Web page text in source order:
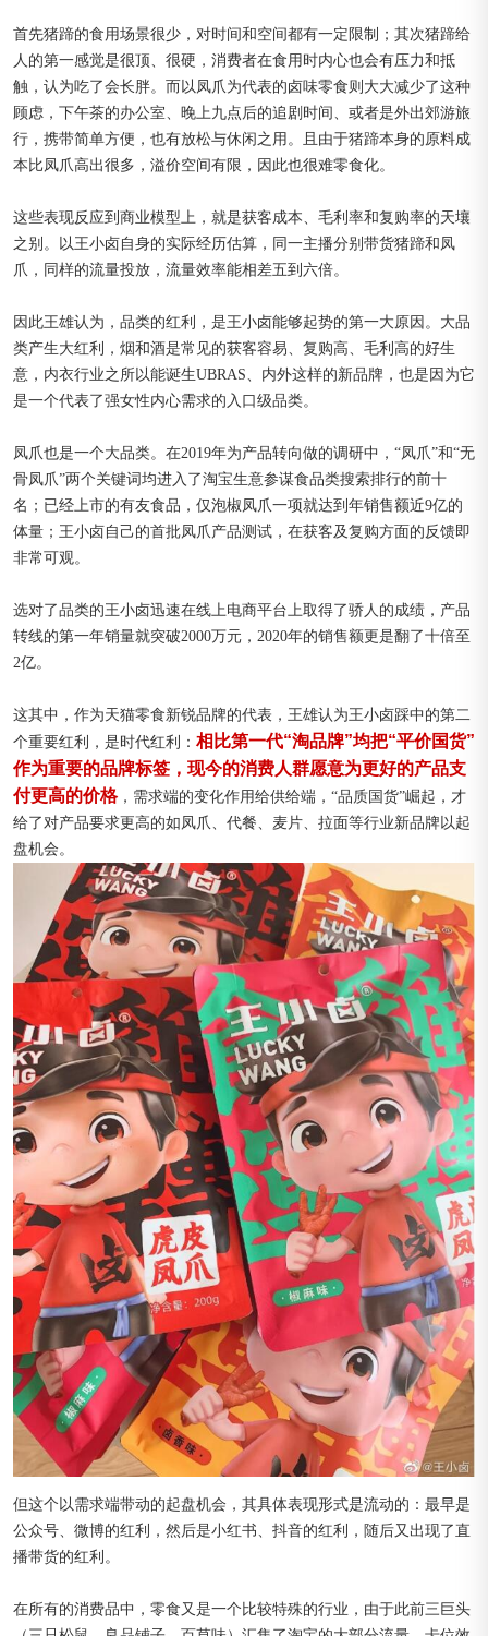
首先猪蹄的食用场景很少，对时间和空间都有一定限制；其次猪蹄给
人的第一感觉是很顶、很硬，消费者在食用时内心也会有压力和抵
触，认为吃了会长胖。而以凤爪为代表的卤味零食则大大减少了这种
顾虑，下午茶的办公室、晚上九点后的追剧时间、或者是外出郊游旅
行，携带简单方便，也有放松与休闲之用。且由于猪蹄本身的原料成
本比凤爪高出很多，溢价空间有限，因此也很难零食化。
这些表现反应到商业模型上，就是获客成本、毛利率和复购率的天壤
之别。以王小卤自身的实际经历估算，同一主播分别带货猪蹄和凤
爪，同样的流量投放，流量效率能相差五到六倍。
因此王雄认为，品类的红利，是王小卤能够起势的第一大原因。大品
类产生大红利，烟和酒是常见的获客容易、复购高、毛利高的好生
意，内衣行业之所以能诞生UBRAS、内外这样的新品牌，也是因为它
是一个代表了强女性内心需求的入口级品类。
凤爪也是一个大品类。在2019年为产品转向做的调研中，“凤爪”和“无
骨凤爪”两个关键词均进入了淘宝生意参谋食品类搜索排行的前十
名；已经上市的有友食品，仅泡椒凤爪一项就达到年销售额近9亿的
体量；王小卤自己的首批凤爪产品测试，在获客及复购方面的反馈即
非常可观。
选对了品类的王小卤迅速在线上电商平台上取得了骄人的成绩，产品
转线的第一年销量就突破2000万元，2020年的销售额更是翻了十倍至
2亿。
这其中，作为天猫零食新锐品牌的代表，王雄认为王小卤踩中的第二
个重要红利，是时代红利： 相比第一代“淘品牌”均把“平价国货”
作为重要的品牌标签，现今的消费人群愿意为更好的产品支
付更高的价格，需求端的变化作用给供给端，“品质国货”崛起，才
给了对产品要求更高的如凤爪、代餐、麦片、拉面等行业新品牌以起
盘机会。
但这个以需求端带动的起盘机会，其具体表现形式是流动的：最早是
公众号、微博的红利，然后是小红书、抖音的红利，随后又出现了直
播带货的红利。
在所有的消费品中，零食又是一个比较特殊的行业，由于此前三巨头